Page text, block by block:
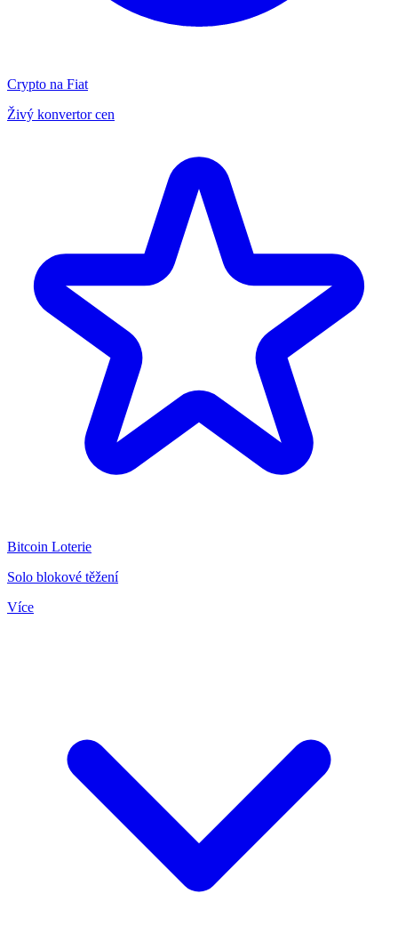
Crypto na Fiat
Živý konvertor cen
Bitcoin Loterie
Solo blokové těžení
Více